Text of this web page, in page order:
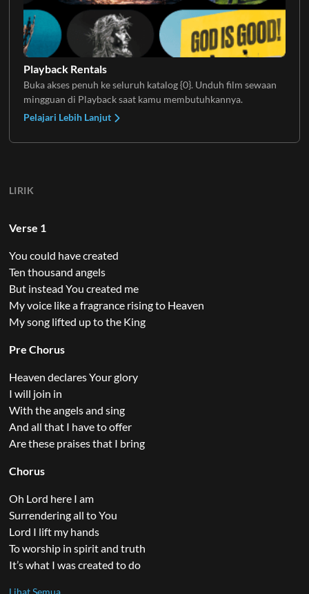
Playback Rentals
Buka akses penuh ke seluruh katalog {0}. Unduh film sewaan
mingguan di Playback saat kamu membutuhkannya.
Pelajari Lebih Lanjut
LIRIK
Verse 1
You could have created
Ten thousand angels
But instead You created me
My voice like a fragrance rising to Heaven
My song lifted up to the King
Pre Chorus
Heaven declares Your glory
I will join in
With the angels and sing
And all that I have to offer
Are these praises that I bring
Chorus
Oh Lord here I am
Surrendering all to You
Lord I lift my hands
To worship in spirit and truth
It’s what I was created to do